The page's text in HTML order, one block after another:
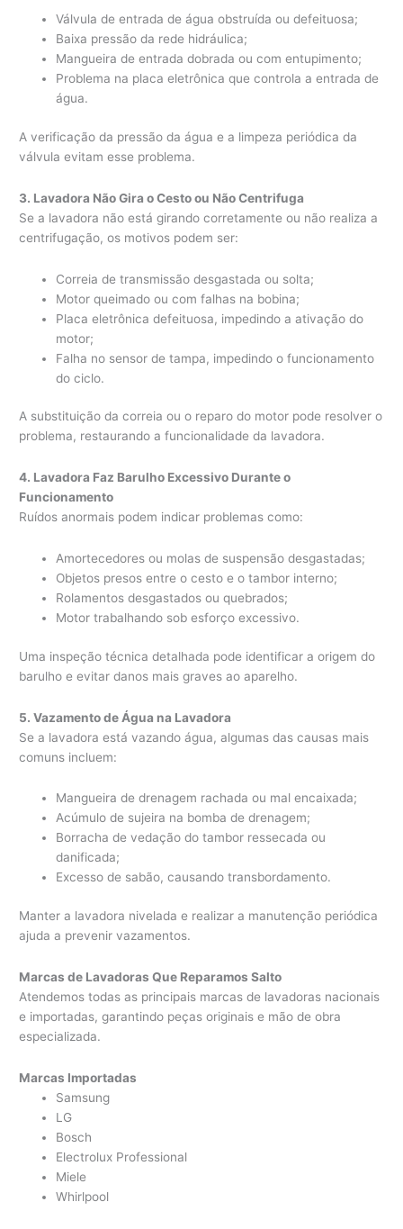
Válvula de entrada de água obstruída ou defeituosa;
Baixa pressão da rede hidráulica;
Mangueira de entrada dobrada ou com entupimento;
Problema na placa eletrônica que controla a entrada de
água.
A verificação da pressão da água e a limpeza periódica da
válvula evitam esse problema.
3. Lavadora Não Gira o Cesto ou Não Centrifuga
Se a lavadora não está girando corretamente ou não realiza a
centrifugação, os motivos podem ser:
Correia de transmissão desgastada ou solta;
Motor queimado ou com falhas na bobina;
Placa eletrônica defeituosa, impedindo a ativação do
motor;
Falha no sensor de tampa, impedindo o funcionamento
do ciclo.
A substituição da correia ou o reparo do motor pode resolver o
problema, restaurando a funcionalidade da lavadora.
4. Lavadora Faz Barulho Excessivo Durante o
Funcionamento
Ruídos anormais podem indicar problemas como:
Amortecedores ou molas de suspensão desgastadas;
Objetos presos entre o cesto e o tambor interno;
Rolamentos desgastados ou quebrados;
Motor trabalhando sob esforço excessivo.
Uma inspeção técnica detalhada pode identificar a origem do
barulho e evitar danos mais graves ao aparelho.
5. Vazamento de Água na Lavadora
Se a lavadora está vazando água, algumas das causas mais
comuns incluem:
Mangueira de drenagem rachada ou mal encaixada;
Acúmulo de sujeira na bomba de drenagem;
Borracha de vedação do tambor ressecada ou
danificada;
Excesso de sabão, causando transbordamento.
Manter a lavadora nivelada e realizar a manutenção periódica
ajuda a prevenir vazamentos.
Marcas de Lavadoras Que Reparamos Salto
Atendemos todas as principais marcas de lavadoras nacionais
e importadas, garantindo peças originais e mão de obra
especializada.
Marcas Importadas
Samsung
LG
Bosch
Electrolux Professional
Miele
Whirlpool